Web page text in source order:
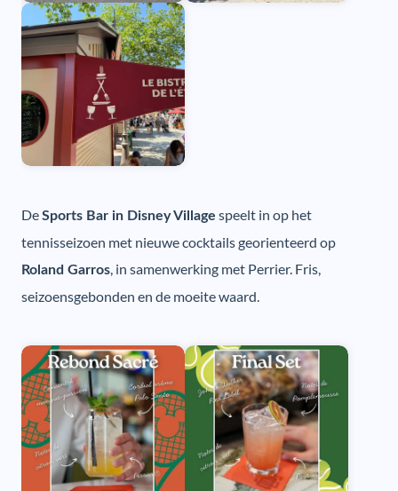
DeSports Bar in Disney Village speelt in op het
tennisseizoen met nieuwe cocktails georienteerd op
Roland Garros , in samenwerking met Perrier. Fris,
seizoensgebonden en de moeite waard.